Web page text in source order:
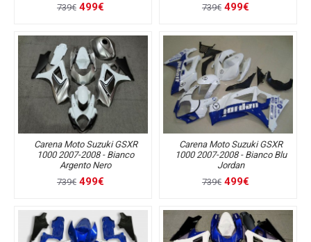
739€ 499€
739€ 499€
Carena Moto Suzuki GSXR
1000 2007-2008 - Bianco
Argento Nero
739€ 499€
Carena Moto Suzuki GSXR
1000 2007-2008 - Bianco Blu
Jordan
739€ 499€